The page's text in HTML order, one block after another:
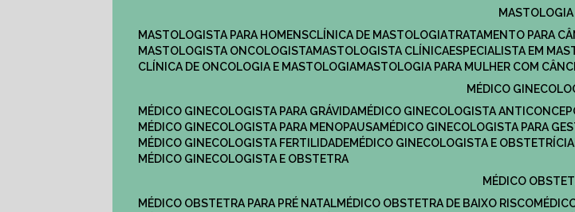
MASTOLOGIA
MASTOLOGISTA PARA HOMENS
CLÍNICA DE MASTOLOGIA TRATAMENTO PARA
MASTOLOGISTA ONCOLOGISTA
MASTOLOGISTA CLÍNICA ESPECIALISTA EM
CLÍNICA DE ONCOLOGIA E MASTOLOGIA
MASTOLOGIA PARA MULHER COM
MÉDICO
MÉDICO GINECOLOGISTA PARA GRÁVIDA
MÉDICO GINECOLOGISTA
MÉDICO GINECOLOGISTA PARA MENOPAUSA
MÉDICO GINECOLOGISTA PARA
MÉDICO GINECOLOGISTA FERTILIDADE
MÉDICO GINECOLOGISTA E OBSTETRÍCIA
MÉDICO GINECOLOGISTA E OBSTETRA
MÉDICO
MÉDICO OBSTETRA PARA PRÉ NATAL
MÉDICO OBSTETRA DE BAIXO RISCO